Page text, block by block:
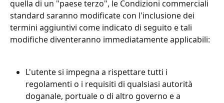
quella di un "paese terzo", le Condizioni commerciali
standard saranno modificate con l'inclusione dei
termini aggiuntivi come indicato di seguito e tali
modifiche diventeranno immediatamente applicabili:
L'utente si impegna a rispettare tutti i
regolamenti o i requisiti di qualsiasi autorità
doganale, portuale o di altro governo e a